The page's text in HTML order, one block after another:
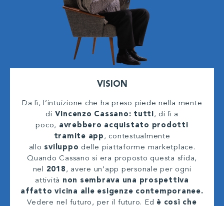
VISION
Da lì, l’intuizione che ha preso piede nella mente
di Vincenzo Cassano: tutti, di lì a
poco, avrebbero acquistato prodotti
tramite app , contestualmente
allo sviluppo delle piattaforme marketplace.
Quando Cassano si era proposto questa sfida,
nel 2018 , avere un’app personale per ogni
attività non sembrava una prospettiva
affatto vicina alle esigenze contemporanee.
Vedere nel futuro, per il futuro. Ed è così che